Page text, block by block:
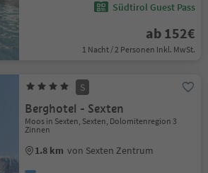
Südtirol Guest Pass
ab 152€
1 Nacht / 2 Personen Inkl. MwSt.
S
Berghotel - Sexten
Moos in Sexten, Sexten, Dolomitenregion 3
Zinnen
1.8 km von Sexten Zentrum